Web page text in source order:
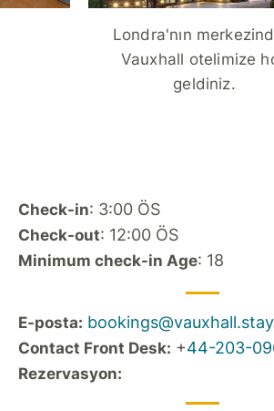
Londra'nın
Vauxhall otelimize
geldiniz.
Check-in: 3:00 ÖS
Check-out: 12:00 ÖS
Minimum check-in Age: 18
E-posta:
Contact Front Desk: +44-203-
Rezervasyon: